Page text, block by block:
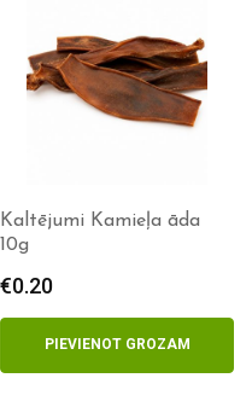
Kaltējumi Kamieļa āda
10g
€0.20
PIEVIENOT GROZAM